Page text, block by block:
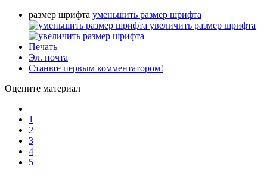
размер шрифта уменьшить размер шрифта
увеличить размер шрифта
Печать
Эл. почта
Станьте первым комментатором!
Оцените материал
1
2
3
4
5